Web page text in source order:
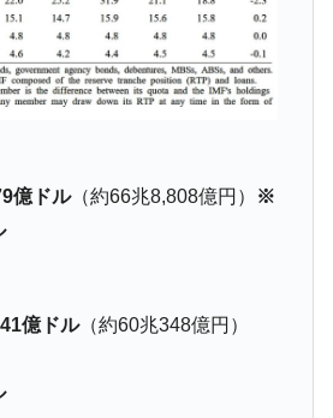
統領府ボンクラ政策室長が告発され
べき株価操作であり、空前の国政壟
察職員が「丸刈りになって抗議活
が鉄鋼輸出を異常増加させる ⇒ 中
蝕む。
業「半導体絶好調」のウラで他業
ウォンを認定 ⇒ 総額3兆7,000億
億ドル（約66兆8,808億円）
※
億ドル（約60兆348億円）